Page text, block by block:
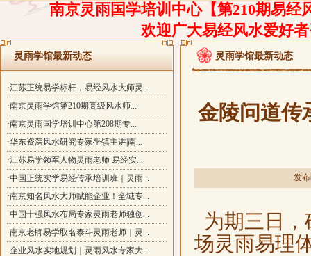
南京灵雨国学培训中心【第210期易经
欢迎广大易经风水爱好
灵雨学馆最新动态
·江苏正统易学标杆，易经风水大师灵...
·南京灵雨学馆第210期高级风水师...
·南京灵雨国学培训中心第208期专...
·华东资深风水研究专家坐镇主讲|南...
·江苏易学领军人物灵雨老师 易经实...
·中国正统实学易经传承培训班｜灵雨...
·南京知名风水大师赋能企业！全域专...
·中国十强风水布局专家灵雨老师独创...
·南京老牌易学取名泰斗灵雨老师｜灵...
·企业风水实地规划｜灵雨风水专家大...
灵雨学馆最新动态
金陵问道传
发
为期三日，
场灵雨易理